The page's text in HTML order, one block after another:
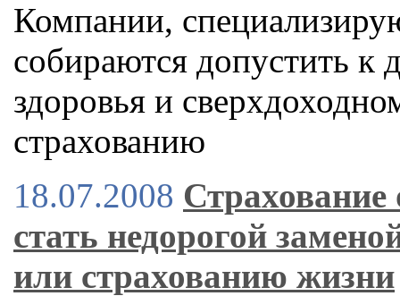
Компании,
собираются допустить к
здоровья и
страхованию
18.07.2008 Страхование
стать недорогой
или страхованию жизни